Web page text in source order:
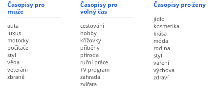
Časopisy pro
muže
auta
luxus
motorky
počítače
styl
věda
veteráni
zbraně
Časopisy pro
volný čas
cestování
hobby
křížovky
příběhy
příroda
ruční práce
TV program
zahrada
zvířata
Časopisy pro ženy
jídlo
kosmetika
krása
móda
rodina
styl
vaření
výchova
zdraví